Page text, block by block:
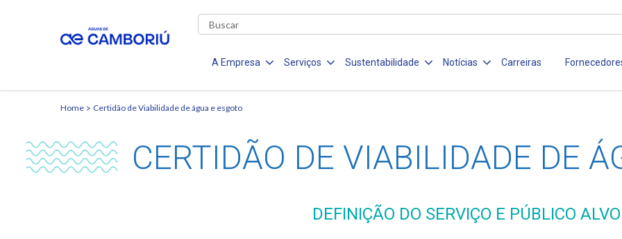
A Empresa Serviços Sustentabilidade Notícias Carreiras
Home Certidão de Viabilidade de água e esgoto
CERTIDÃO DE VIABILIDADE DE
DEFINIÇÃO DO SERVIÇO E PÚBLICO ALVO